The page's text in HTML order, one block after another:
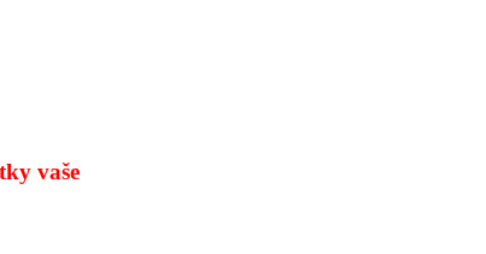
vaše